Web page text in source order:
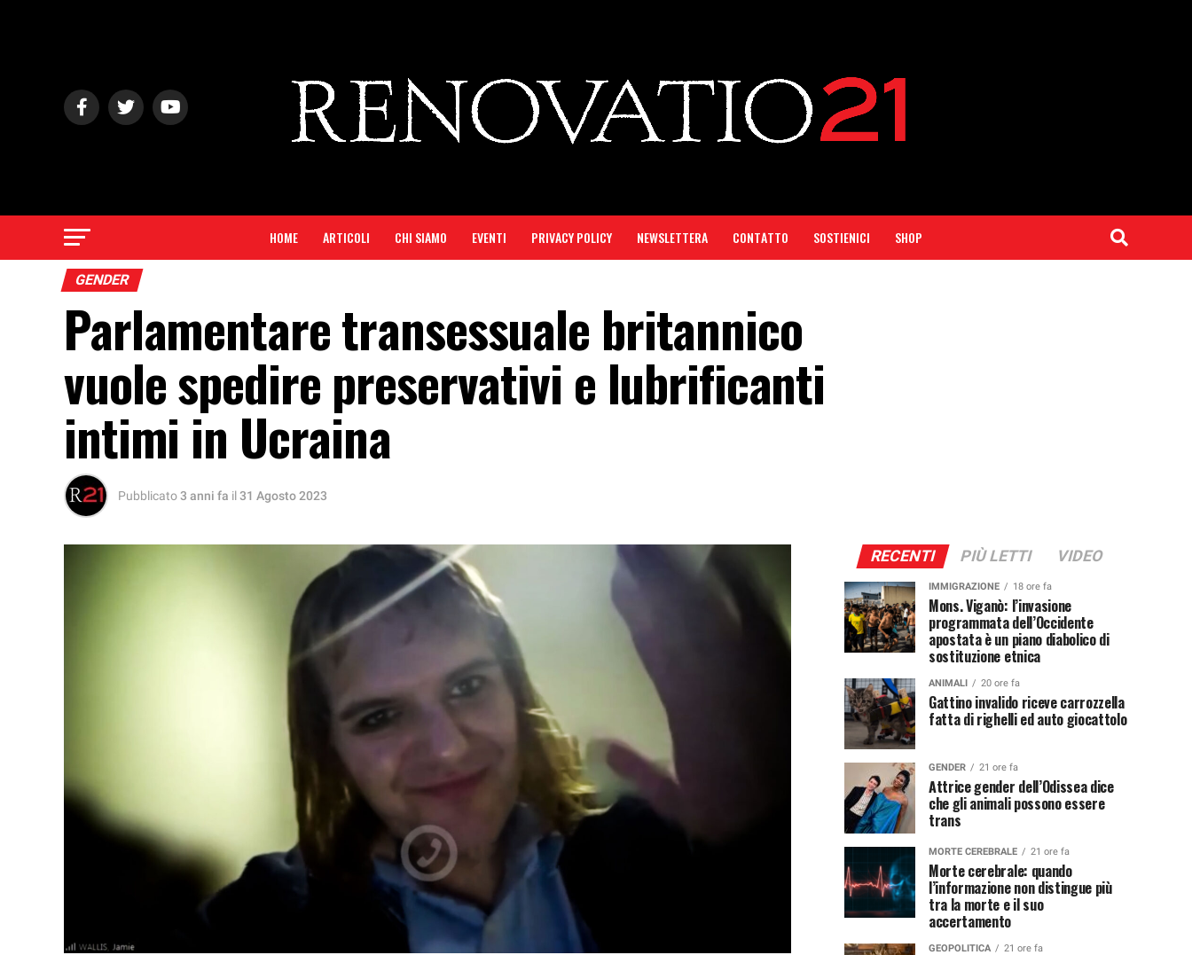
HOME ARTICOLI CHI SIAMO EVENTI PRIVACY POLICY NEWSLETTERA CONTATTO SOSTIENICI SHOP
GENDER
Parlamentare transessuale britannico
vuole spedire preservativi e lubrificanti
intimi in Ucraina
Pubblicato3 anni fa il31 Agosto 2023
RECENTI PIÙ LETTI VIDEO
IMMIGRAZIONE 18 ore fa
Mons. Viganò: l’invasione
programmata dell’Occidente
apostata è un piano diabolico di
sostituzione etnica
ANIMALI 20 ore fa
Gattino invalido riceve carrozzella
fatta di righelli ed auto giocattolo
GENDER 21 ore fa
Attrice gender dell’Odissea dice
che gli animali possono essere
trans
MORTE CEREBRALE 21 ore fa
Morte cerebrale: quando
l’informazione non distingue più
tra la morte e il suo
accertamento
GEOPOLITICA 21 ore fa